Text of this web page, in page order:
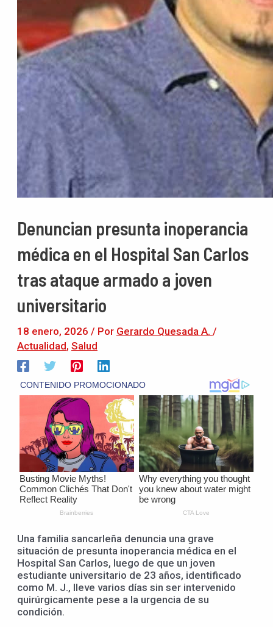
Denuncian presunta inoperancia
médica en el Hospital San Carlos
tras ataque armado a joven
universitario
18 enero, 2026 / Por Gerardo Quesada A. /
Actualidad, Salud
Una familia sancarleña denuncia una grave
situación de presunta inoperancia médica en el
Hospital San Carlos, luego de que un joven
estudiante universitario de 23 años, identificado
como M. J., lleve varios días sin ser intervenido
quirúrgicamente pese a la urgencia de su
condición.